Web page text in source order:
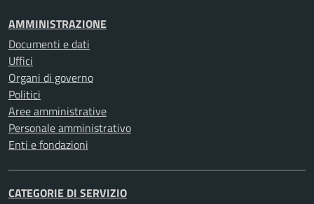
AMMINISTRAZIONE
Documenti e dati
Uffici
Organi di governo
Politici
Aree amministrative
Personale amministrativo
Enti e fondazioni
CATEGORIE DI SERVIZIO